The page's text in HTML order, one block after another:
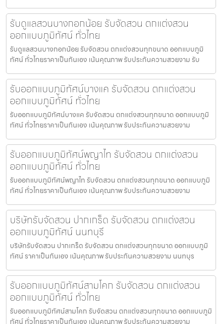
รับดูแลสวนบางกอกน้อย รับจัดสวน ตกแต่งสวน
ออกแบบภูมิทัศน์ ทั่วไทย
รับดูแลสวนบางกอกน้อย รับจัดสวน ตกแต่งสวนทุกขนาด ออกแบบภูมิ
ทัศน์ ทั่วไทยราคาเป็นกันเอง เน้นคุณภาพ รับประกันความสวยงาม รับ
รับออกแบบภูมิทัศน์บางแค รับจัดสวน ตกแต่งสวน
ออกแบบภูมิทัศน์ ทั่วไทย
รับออกแบบภูมิทัศน์บางแค รับจัดสวน ตกแต่งสวนทุกขนาด ออกแบบภูมิ
ทัศน์ ทั่วไทยราคาเป็นกันเอง เน้นคุณภาพ รับประกันความสวยงาม
รับออกแบบภูมิทัศน์พญาไท รับจัดสวน ตกแต่งสวน
ออกแบบภูมิทัศน์ ทั่วไทย
รับออกแบบภูมิทัศน์พญาไท รับจัดสวน ตกแต่งสวนทุกขนาด ออกแบบภูมิ
ทัศน์ ทั่วไทยราคาเป็นกันเอง เน้นคุณภาพ รับประกันความสวยงาม
บริษัทรับจัดสวน ปากเกร็ด รับจัดสวน ตกแต่งสวน
ออกแบบภูมิทัศน์ นนทบุรี
บริษัทรับจัดสวน ปากเกร็ด รับจัดสวน ตกแต่งสวนทุกขนาด ออกแบบภูมิ
ทัศน์ ราคาเป็นกันเอง เน้นคุณภาพ รับประกันความสวยงาม นนทบุร
รับออกแบบภูมิทัศน์สามโคก รับจัดสวน ตกแต่งสวน
ออกแบบภูมิทัศน์ ทั่วไทย
รับออกแบบภูมิทัศน์สามโคก รับจัดสวน ตกแต่งสวนทุกขนาด ออกแบบภูมิ
ทัศน์ ทั่วไทยราคาเป็นกันเอง เน้นคุณภาพ รับประกันความสวยงาม